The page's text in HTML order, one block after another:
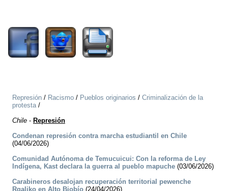
Represión / Racismo / Pueblos originarios / Criminalización de la
protesta/
Chile - Represión
Condenan represión contra marcha estudiantil en Chile
(04/06/2026)
Comunidad Autónoma de Temucuicui: Con la reforma de Ley
Indígena, Kast declara la guerra al pueblo mapuche (03/06/2026)
Carabineros desalojan recuperación territorial pewenche
Rgaliko en Alto Biobío (24/04/2026)